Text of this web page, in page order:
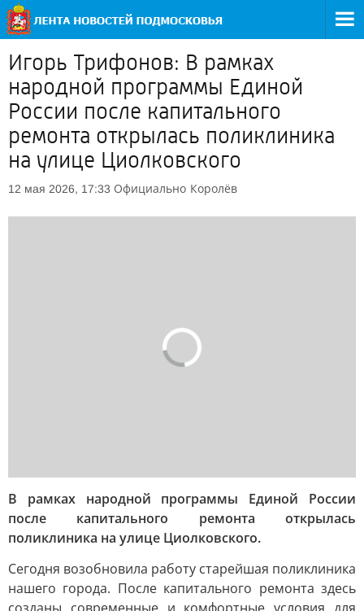
Игорь Трифонов: В рамках
народной программы Единой
России после капитального
ремонта открылась поликлиника
на улице Циолковского
12 мая 2026, 17:33 Официально Королёв
В рамках народной программы Единой России
после капитального ремонта открылась
поликлиника на улице Циолковского.
Сегодня возобновила работу старейшая поликлиника
нашего города. После капитального ремонта здесь